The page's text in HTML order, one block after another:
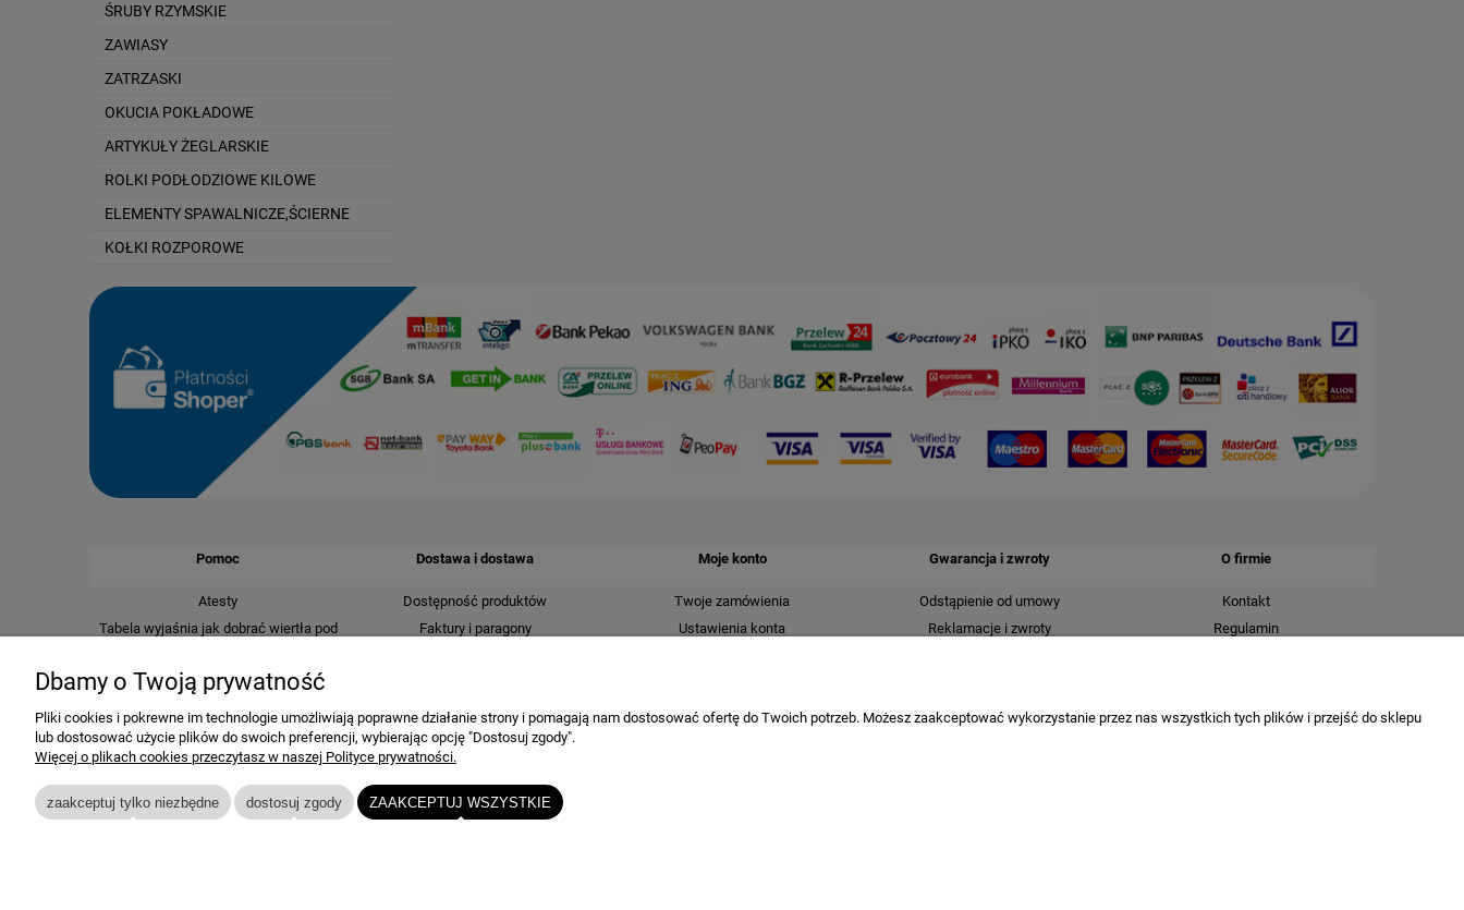
ŚRUBY RZYMSKIE
ZAWIASY
ZATRZASKI
OKUCIA POKŁADOWE
ARTYKUŁY ŻEGLARSKIE
ROLKI PODŁODZIOWE KILOWE
ELEMENTY SPAWALNICZE,ŚCIERNE
KOŁKI ROZPOROWE
Pomoc
Atesty
Tabela wyjaśnia jak dobrać wiertła pod
Kontakt
Jak kupować
Bezpieczeństwo
Dostawa i dostawa
Dostępność produktów
Faktury i paragony
Dostawa i płatności
Moje konto
Twoje zamówienia
Ustawienia konta
Gwarancja i zwroty
Odstąpienie od umowy
Reklamacje i zwroty
O firmie
Kontakt
Regulamin
O nas
BEJMET — elementy nierdzewne i techniczne dla przemysłu oraz instalacji.
Dbamy o Twoją prywatność
Pliki cookies i pokrewne im technologie umożliwiają poprawne działanie strony i pomagają nam dostosować ofertę do Twoich potrzeb. Możesz zaakceptować wykorzystanie przez nas wszystkich tych plików i przejść do sklepu
lub dostosować użycie plików do swoich preferencji, wybierając opcję "Dostosuj zgody".
Więcej o plikach cookies przeczytasz w naszej Polityce prywatności.
zaakceptuj tylko niezbędne dostosuj zgody ZAAKCEPTUJ WSZYSTKIE